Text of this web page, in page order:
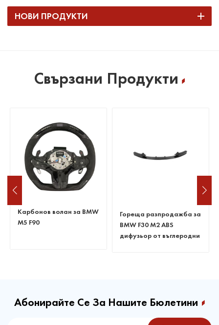
НОВИ ПРОДУКТИ
Свързани Продукти
Карбонов волан за BMW
M5 F90
Гореща разпродажба за
BMW F30 M2 ABS
дифузьор от въглеродни
Абонирайте Се За Нашите Бюлетини